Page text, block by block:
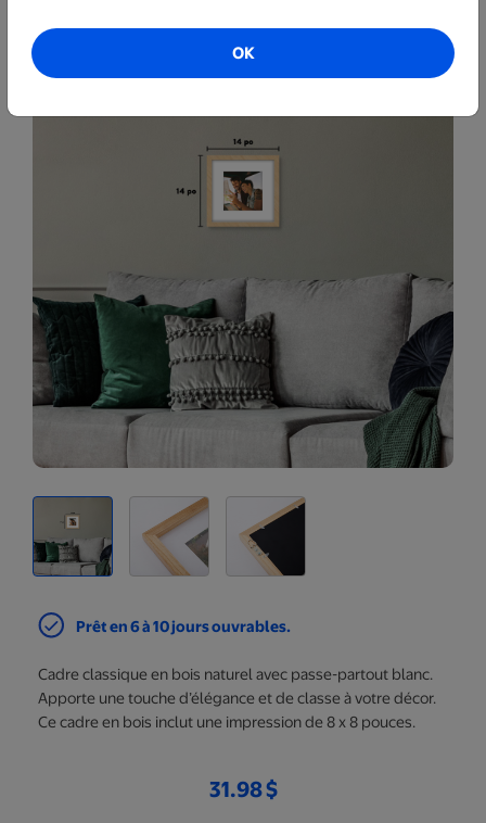
Prêt en 6 à 10 jours ouvrables.
Cadre classique en bois naturel avec passe-partout blanc.
Apporte une touche d’élégance et de classe à votre décor.
Ce cadre en bois inclut une impression de 8 x 8 pouces.
31.98 $
OK